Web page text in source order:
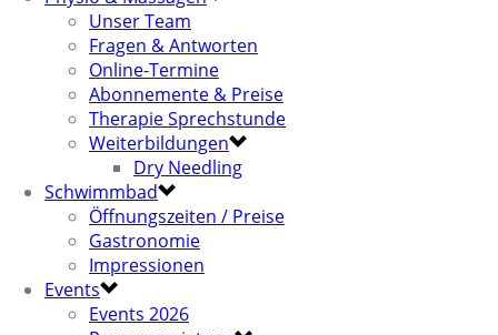
Unser Team
Fragen & Antworten
Online-Termine
Abonnemente & Preise
Therapie Sprechstunde
Weiterbildungen
Dry Needling
Schwimmbad
Öffnungszeiten / Preise
Gastronomie
Impressionen
Events
Events 2026